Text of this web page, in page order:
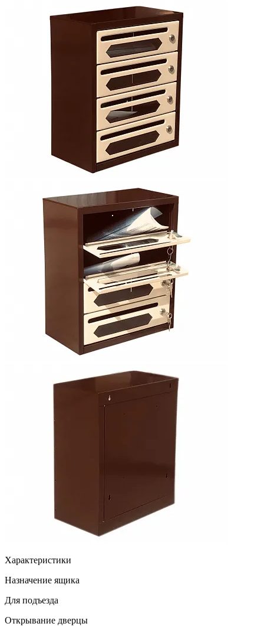
Характеристики
Назначение ящика
Для подъезда
Открывание дверцы